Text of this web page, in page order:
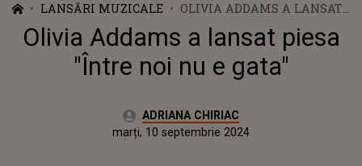
LANSĂRI MUZICALE
OLIVIA ADDAMS A LANSAT
PIESA "ÎNTRE NOI NU E
GATA"
Olivia Addams a lansat piesa
"Între noi nu e gata"
Autor:ADRIANA CHIRIAC
marți, 10 septembrie 2024
Actualizat:
marți, 10 septembrie 2024